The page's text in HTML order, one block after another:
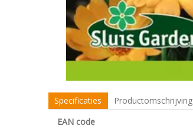
Specificaties Productomschrijving
EAN code